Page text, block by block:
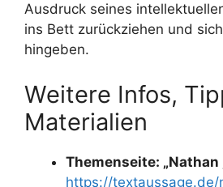
Ausdruck seines
ins Bett zurückziehen und
hingeben.
Weitere Infos,
Materialien
Themenseite: „Nathan
https://